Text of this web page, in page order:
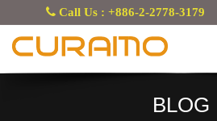
Call Us : +886-2-2778-3179
BLOG